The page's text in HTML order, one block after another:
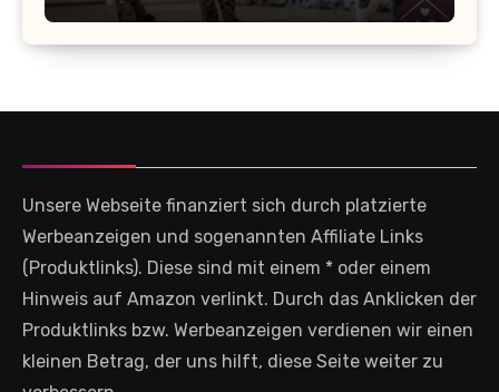
Unsere Webseite finanziert sich durch platzierte
Werbeanzeigen und sogenannten Affiliate Links
(Produktlinks). Diese sind mit einem * oder einem
Hinweis auf Amazon verlinkt. Durch das Anklicken der
Produktlinks bzw. Werbeanzeigen verdienen wir einen
kleinen Betrag, der uns hilft, diese Seite weiter zu